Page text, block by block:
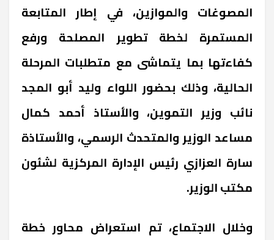
المصوغات والموازين، في إطار المتابعة
المستمرة لخطة تطوير المصلحة ورفع
كفاءتها بما يتماشى مع متطلبات المرحلة
الحالية، وذلك بحضور اللواء وليد أبو المجد
نائب وزير التموين، والأستاذ أحمد كمال
مساعد الوزير والمتحدث الرسمي، والأستاذة
سارة العزازي رئيس الإدارة المركزية لشئون
مكتب الوزير.
وخلال الاجتماع، تم استعراض محاور خطة